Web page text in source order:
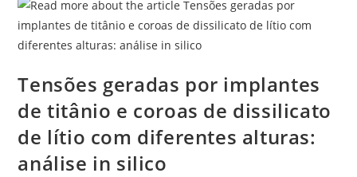
Tensões geradas por implantes
de titânio e coroas de dissilicato
de lítio com diferentes alturas:
análise in silico